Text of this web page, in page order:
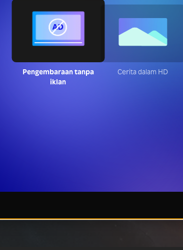
Pengembaraan tanpa iklan Cerita dalam HD